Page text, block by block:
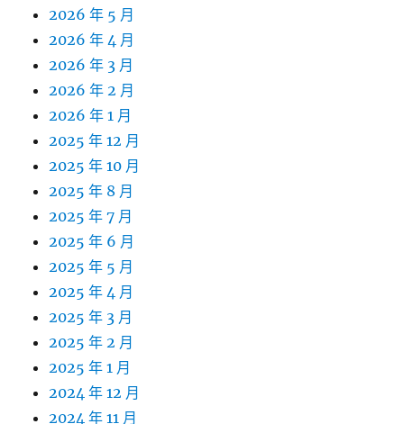
2026 年 5 月
2026 年 4 月
2026 年 3 月
2026 年 2 月
2026 年 1 月
2025 年 12 月
2025 年 10 月
2025 年 8 月
2025 年 7 月
2025 年 6 月
2025 年 5 月
2025 年 4 月
2025 年 3 月
2025 年 2 月
2025 年 1 月
2024 年 12 月
2024 年 11 月